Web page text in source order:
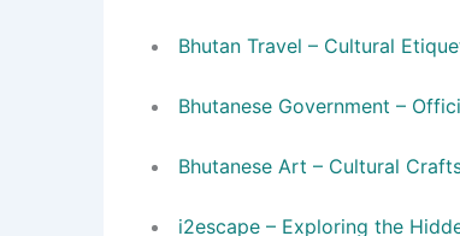
Bhutan Travel – Cultural
Bhutanese Government –
Bhutanese Art – Cultural
i2escape – Exploring the